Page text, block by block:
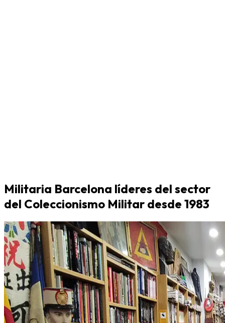
Militaria Barcelona líderes del sector
del Coleccionismo Militar desde 1983